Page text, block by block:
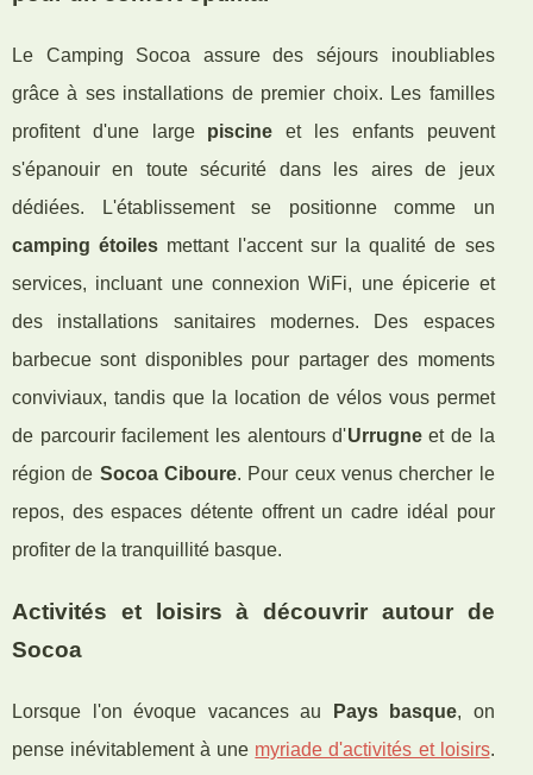
Le Camping Socoa assure des séjours inoubliables
grâce à ses installations de premier choix. Les familles
profitent d'une large piscine et les enfants peuvent
s'épanouir en toute sécurité dans les aires de jeux
dédiées. L'établissement se positionne comme un
camping étoiles mettant l'accent sur la qualité de ses
services, incluant une connexion WiFi, une épicerie et
des installations sanitaires modernes. Des espaces
barbecue sont disponibles pour partager des moments
conviviaux, tandis que la location de vélos vous permet
de parcourir facilement les alentours d'Urrugneet de la
région de Socoa Ciboure. Pour ceux venus chercher le
repos, des espaces détente offrent un cadre idéal pour
profiter de la tranquillité basque.
Activités et loisirs à découvrir autour de
Socoa
Lorsque l'on évoque vacances au Pays basque, on
pense inévitablement à une myriade d'activités et loisirs.